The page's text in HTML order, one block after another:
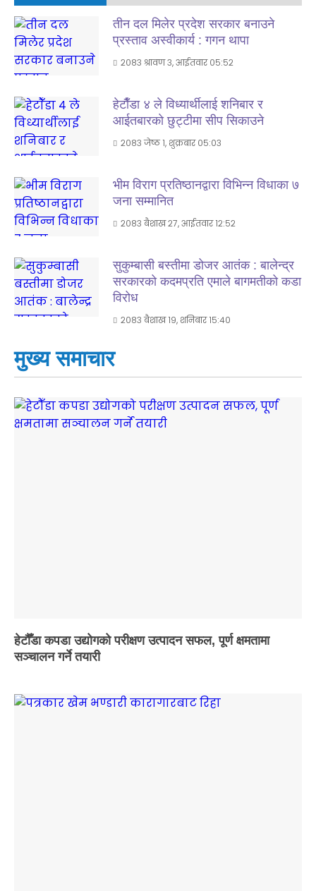
तीन दल मिलेर प्रदेश सरकार बनाउने
प्रस्ताव अस्वीकार्य : गगन थापा
२०८३ श्रावण ३, आईतवार ०५:५२
हेटाैँडा ४ ले विध्यार्थीलाई शनिबार र
आईतबारकाे छुट्टीमा सीप सिकाउने
२०८३ जेष्ठ १, शुक्रबार ०५:०३
भीम विराग प्रतिष्ठानद्वारा विभिन्न विधाका ७
जना सम्मानित
२०८३ बैशाख २७, आईतवार १२:५२
सुकुम्बासी बस्तीमा डोजर आतंक : बालेन्द्र
सरकारको कदमप्रति एमाले बागमतीको कडा
विरोध
२०८३ बैशाख १९, शनिबार १५:४०
मुख्य समाचार
हेटौँडा कपडा उद्योगको परीक्षण उत्पादन सफल, पूर्ण क्षमतामा
सञ्चालन गर्ने तयारी